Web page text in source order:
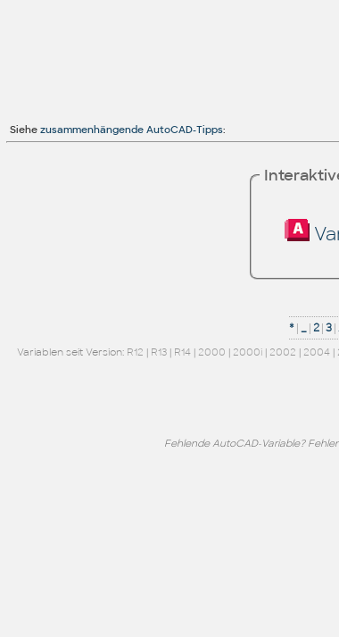
Siehe zusammenhängende AutoCAD-Tipps:
* | _ |2 |3 |
Variablen seit Version: R12 | R13 | R14 | 2000 | 2000i | 2002 | 2004 |
Fehlende AutoCAD-Variable?